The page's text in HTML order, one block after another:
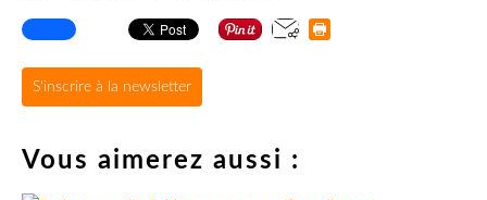
S'inscrire à la newsletter
Vous aimerez aussi :